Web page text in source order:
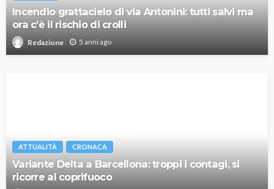
Incendio grattacielo di via Antonini: tutti salvi ma
ora c’è il rischio di crolli
Redazione 5 anni ago
ATTUALITÀ CRONACA
Variante Delta a Barcellona: troppi i contagi, si
ricorre al coprifuoco